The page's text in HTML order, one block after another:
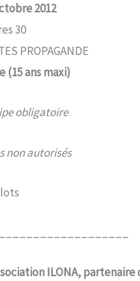
2012
30
PROPAGANDE
(15 ans maxi)
obligatoire
non autorisés
ILONA,